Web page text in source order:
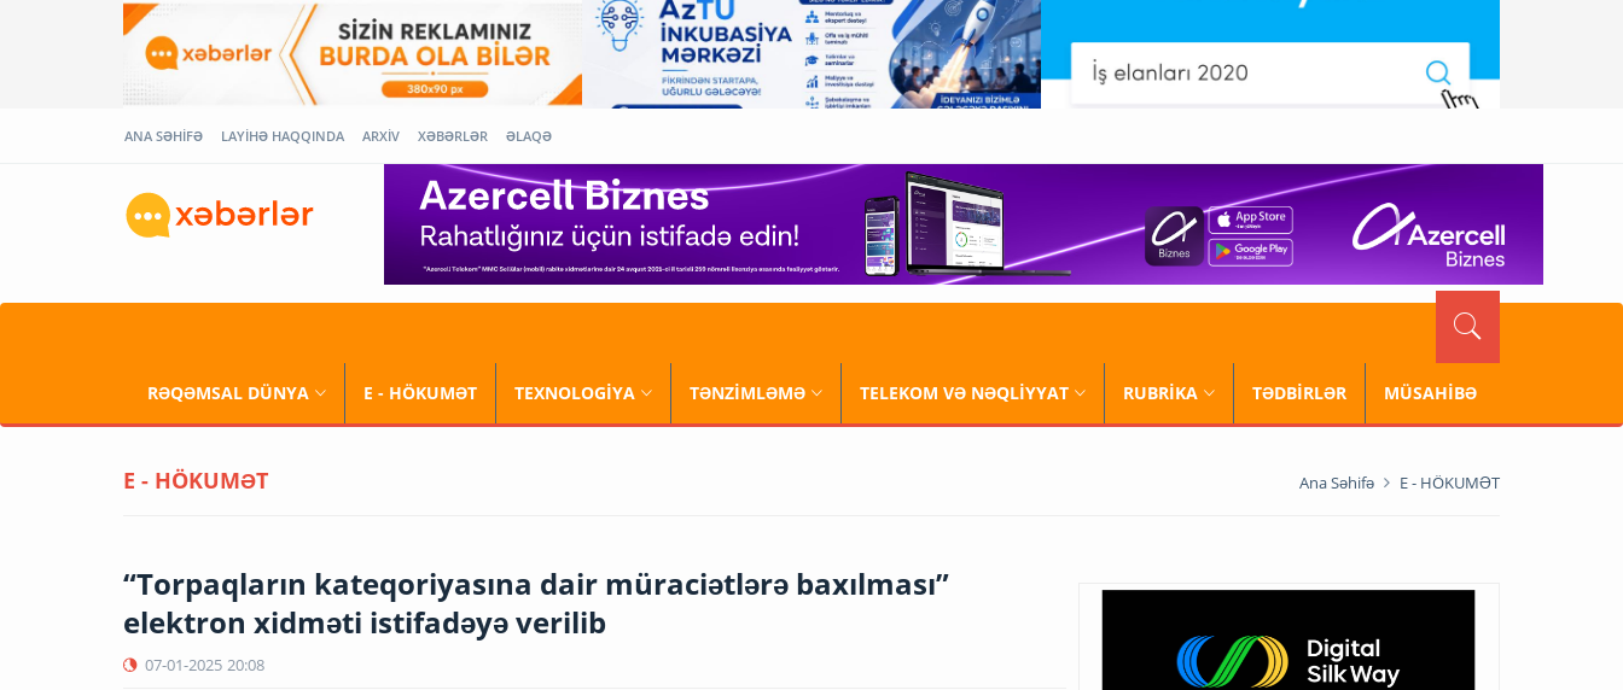
ANA SƏHİFƏ LAYİHƏ HAQQINDA ARXİV XƏBƏRLƏR ƏLAQƏ
RƏQƏMSAL DÜNYA E - HÖKUMƏT TEXNOLOGİYA TƏNZİMLƏMƏ TELEKOM VƏ NƏQLİYYAT RUBRİKA TƏDBİRLƏR MÜSAHİBƏ
E - HÖKUMƏT Ana Səhifə E - HÖKUMƏT
“Torpaqların kateqoriyasına dair müraciətlərə baxılması”
elektron xidməti istifadəyə verilib
07-01-2025 20:08